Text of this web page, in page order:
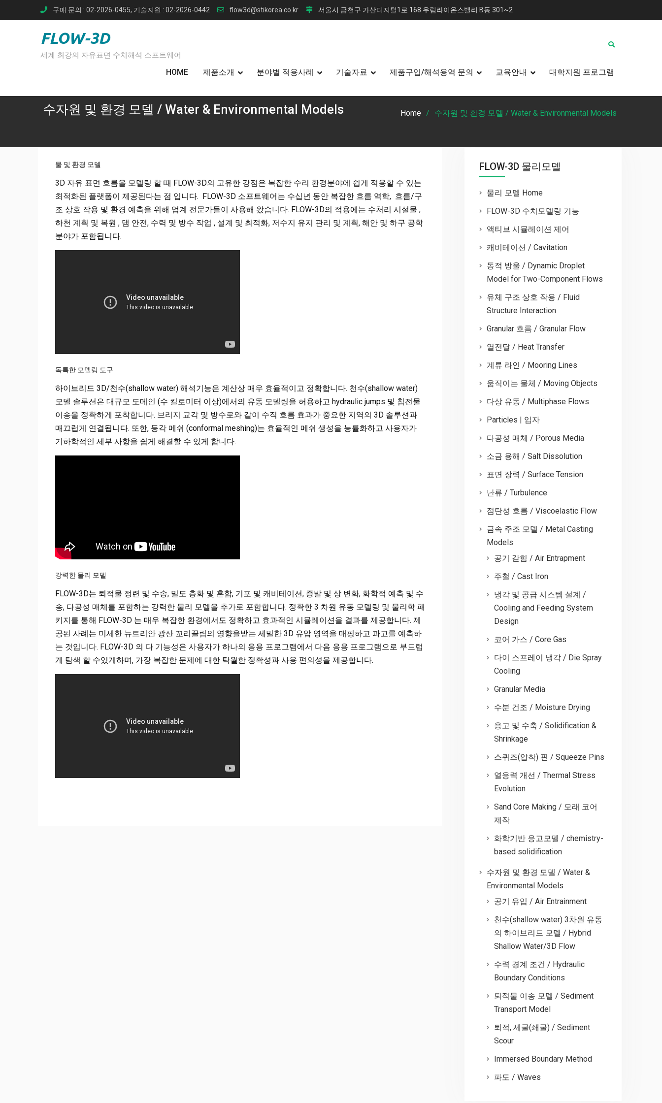
to
구매 문의 : 02-2026-0455, 기술지원 : 02-2026-0442 flow3d@stikorea.co.kr 서울시 금천구 가산디지털1로 168 우림라이온스밸리 B동 301~2
FLOW-3D
세계 최강의 자유표면 수치해석 소프트웨어
HOME 제품소개 분야별 적용사례 기술자료 제품구입/해석용역 문의 교육안내 대학지원 프로그램
수자원 및 환경 모델 / Water & Environmental Models Home 수자원 및 환경 모델 / Water & Environmental Models
물 및 환경 모델
3D 자유 표면 흐름을 모델링 할 때 FLOW-3D의 고유한 강점은 복잡한 수리 환경분야에 쉽게 적용할 수 있는
최적화된 플랫폼이 제공된다는 점 입니다. FLOW-3D 소프트웨어는 수십년 동안 복잡한 흐름 역학, 흐름/구
조 상호 작용 및 환경 예측을 위해 업계 전문가들이 사용해 왔습니다. FLOW-3D의 적용에는 수처리 시설물 ,
하천 계획 및 복원 , 댐 안전, 수력 및 방수 작업 , 설계 및 최적화, 저수지 유지 관리 및 계획, 해안 및 하구 공학
분야가 포함됩니다.
독특한 모델링 도구
하이브리드 3D/천수(shallow water) 해석기능은 계산상 매우 효율적이고 정확합니다. 천수(shallow water)
모델 솔루션은 대규모 도메인 (수 킬로미터 이상)에서의 유동 모델링을 허용하고 hydraulic jumps 및 침전물
이송을 정확하게 포착합니다. 브리지 교각 및 방수로와 같이 수직 흐름 효과가 중요한 지역의 3D 솔루션과
매끄럽게 연결됩니다. 또한, 등각 메쉬 (conformal meshing)는 효율적인 메쉬 생성을 능률화하고 사용자가
기하학적인 세부 사항을 쉽게 해결할 수 있게 합니다.
강력한 물리 모델
FLOW-3D는 퇴적물 정련 및 수송, 밀도 층화 및 혼합, 기포 및 캐비테이션, 증발 및 상 변화, 화학적 예측 및 수
송, 다공성 매체를 포함하는 강력한 물리 모델을 추가로 포함합니다. 정확한 3 차원 유동 모델링 및 물리학 패
키지를 통해 FLOW-3D 는 매우 복잡한 환경에서도 정확하고 효과적인 시뮬레이션을 결과를 제공합니다. 제
공된 사례는 미세한 뉴트리안 광산 꼬리끌림의 영향을받는 세밀한 3D 유압 영역을 매핑하고 파고를 예측하
는 것입니다. FLOW-3D 의 다 기능성은 사용자가 하나의 응용 프로그램에서 다음 응용 프로그램으로 부드럽
게 탐색 할 수있게하며, 가장 복잡한 문제에 대한 탁월한 정확성과 사용 편의성을 제공합니다.
FLOW-3D 물리모델
물리 모델 Home
FLOW-3D 수치모델링 기능
액티브 시뮬레이션 제어
캐비테이션 / Cavitation
동적 방울 / Dynamic Droplet
Model for Two-Component Flows
유체 구조 상호 작용 / Fluid
Structure Interaction
Granular 흐름 / Granular Flow
열전달 / Heat Transfer
계류 라인 / Mooring Lines
움직이는 물체 / Moving Objects
다상 유동 / Multiphase Flows
Particles | 입자
다공성 매체 / Porous Media
소금 용해 / Salt Dissolution
표면 장력 / Surface Tension
난류 / Turbulence
점탄성 흐름 / Viscoelastic Flow
금속 주조 모델 / Metal Casting
Models
공기 갇힘 / Air Entrapment
주철 / Cast Iron
냉각 및 공급 시스템 설계 /
Cooling and Feeding System
Design
코어 가스 / Core Gas
다이 스프레이 냉각 / Die Spray
Cooling
Granular Media
수분 건조 / Moisture Drying
응고 및 수축 / Solidification &
Shrinkage
스퀴즈(압착) 핀 / Squeeze Pins
열응력 개선 / Thermal Stress
Evolution
Sand Core Making / 모래 코어
제작
화학기반 응고모델 / chemistry-
based solidification
수자원 및 환경 모델 / Water &
Environmental Models
공기 유입 / Air Entrainment
천수(shallow water) 3차원 유동
의 하이브리드 모델 / Hybrid
Shallow Water/3D Flow
수력 경계 조건 / Hydraulic
Boundary Conditions
퇴적물 이송 모델 / Sediment
Transport Model
퇴적, 세굴(쇄굴) / Sediment
Scour
Immersed Boundary Method
파도 / Waves